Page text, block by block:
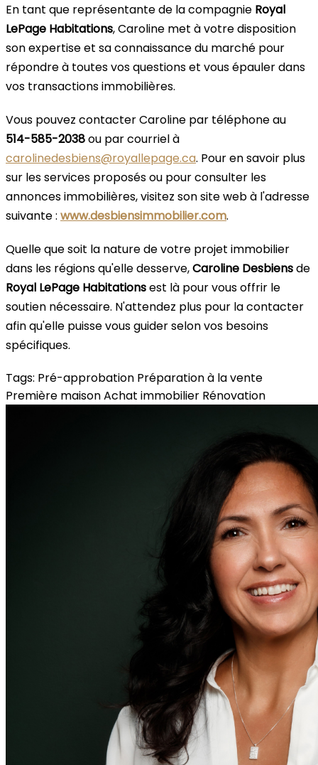
En tant que représentante de la compagnie Royal
LePage Habitations, Caroline met à votre disposition
son expertise et sa connaissance du marché pour
répondre à toutes vos questions et vous épauler dans
vos transactions immobilières.
Vous pouvez contacter Caroline par téléphone au
514-585-2038ou par courriel à
carolinedesbiens@royallepage.ca. Pour en savoir plus
sur les services proposés ou pour consulter les
annonces immobilières, visitez son site web à l'adresse
suivante : www.desbiensimmobilier.com.
Quelle que soit la nature de votre projet immobilier
dans les régions qu'elle desserve,Caroline Desbiensde
Royal LePage Habitationsest là pour vous offrir le
soutien nécessaire. N'attendez plus pour la contacter
afin qu'elle puisse vous guider selon vos besoins
spécifiques.
Tags: Pré-approbation Préparation à la vente
Première maisonAchat immobilier Rénovation